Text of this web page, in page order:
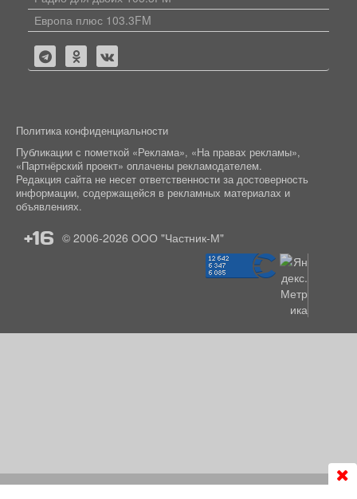
Европа плюс 103.3FM
Политика конфиденциальности
Публикации с пометкой «Реклама», «На правах рекламы»,
«Партнёрский проект» оплачены рекламодателем.
Редакция сайта не несет ответственности за достоверность
информации, содержащейся в рекламных материалах и
объявлениях.
+16 © 2006-2026 ООО "Частник-М"